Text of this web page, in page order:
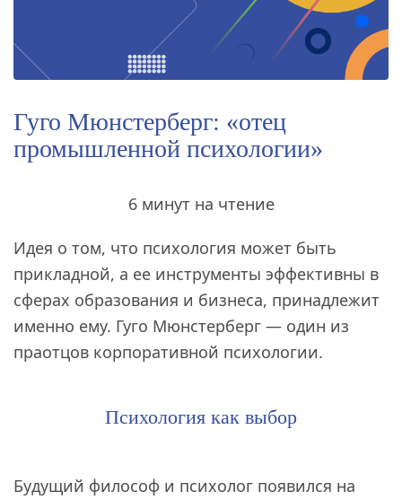
Гуго Мюнстерберг: «отец
промышленной психологии»
6 минут на чтение
Идея о том, что психология может быть
прикладной, а ее инструменты эффективны в
сферах образования и бизнеса, принадлежит
именно ему. Гуго Мюнстерберг — один из
праотцов корпоративной психологии.
Психология как выбор
Будущий философ и психолог появился на